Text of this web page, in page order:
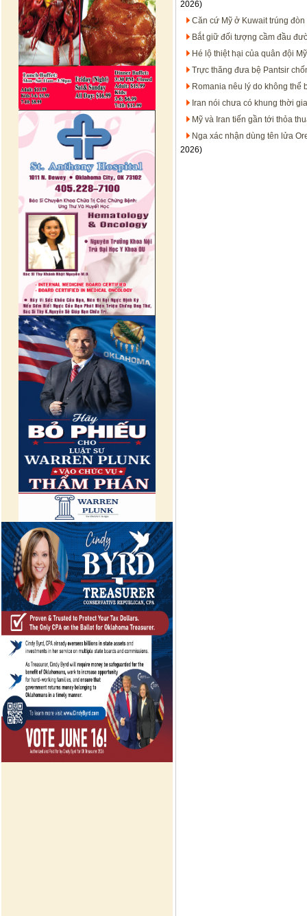
2026)
Căn cứ Mỹ ở Kuwait trúng
Bắt giữ đối tượng cầm đầu
Hé lộ thiệt hại của quân đội
Trực thăng đưa bệ Pantsir
Romania nêu lý do không thể
Iran nói chưa có khung thời
Mỹ và Iran tiến gần tới thỏa
Nga xác nhận dùng tên lửa
2026)